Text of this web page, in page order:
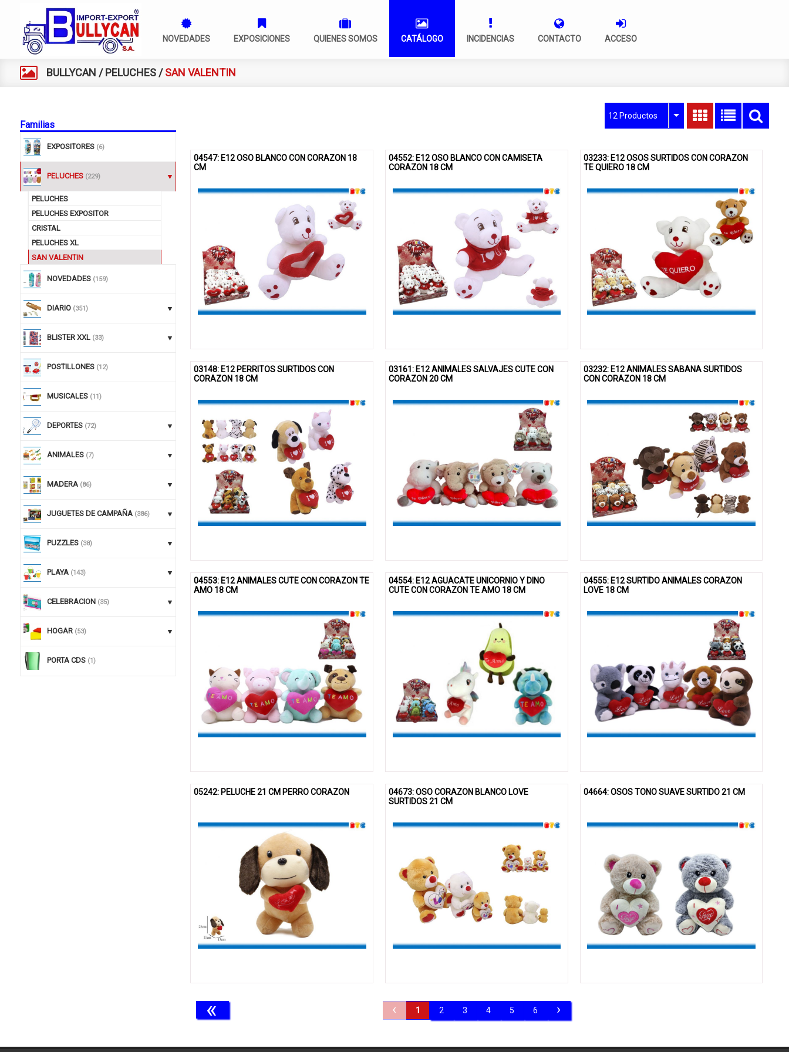
NOVEDADES EXPOSICIONES QUIENES SOMOS CATÁLOGO INCIDENCIAS CONTACTO ACCESO
BULLYCAN /PELUCHES/SAN VALENTIN
Familias
EXPOSITORES (6)
PELUCHES (229)
PELUCHES
PELUCHES EXPOSITOR
CRISTAL
PELUCHES XL
SAN VALENTIN
NOVEDADES (159)
DIARIO (351)
BLISTER XXL (33)
POSTILLONES (12)
MUSICALES (11)
DEPORTES (72)
ANIMALES (7)
MADERA (86)
JUGUETES DE CAMPAÑA (386)
PUZZLES (38)
PLAYA (143)
CELEBRACION (35)
HOGAR (53)
PORTA CDS (1)
12 Productos
04547: E12 OSO BLANCO CON CORAZON 18
CM
04552: E12 OSO BLANCO CON CAMISETA
CORAZON 18 CM
03233: E12 OSOS SURTIDOS CON CORAZON
TE QUIERO 18 CM
03148: E12 PERRITOS SURTIDOS CON
CORAZON 18 CM
03161: E12 ANIMALES SALVAJES CUTE CON
CORAZON 20 CM
03232: E12 ANIMALES SABANA SURTIDOS
CON CORAZON 18 CM
04553: E12 ANIMALES CUTE CON CORAZON TE
AMO 18 CM
04554: E12 AGUACATE UNICORNIO Y DINO
CUTE CON CORAZON TE AMO 18 CM
04555: E12 SURTIDO ANIMALES CORAZON
LOVE 18 CM
05242: PELUCHE 21 CM PERRO CORAZON
04673: OSO CORAZON BLANCO LOVE
SURTIDOS 21 CM
04664: OSOS TONO SUAVE SURTIDO 21 CM
« ‹ 1 2 3 4 5 6 ›